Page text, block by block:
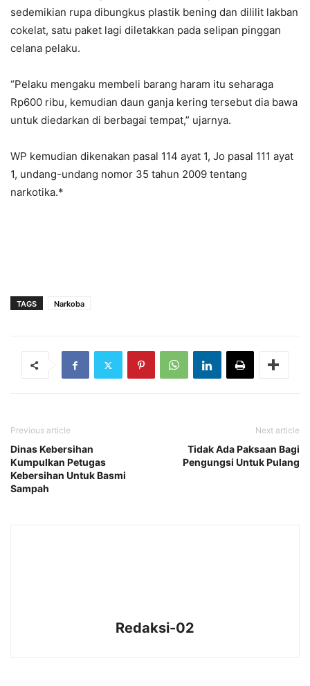
sedemikian rupa dibungkus plastik bening dan dililit lakban
cokelat, satu paket lagi diletakkan pada selipan pinggan
celana pelaku.
“Pelaku mengaku membeli barang haram itu seharaga
Rp600 ribu, kemudian daun ganja kering tersebut dia bawa
untuk diedarkan di berbagai tempat,” ujarnya.
WP kemudian dikenakan pasal 114 ayat 1, Jo pasal 111 ayat
1, undang-undang nomor 35 tahun 2009 tentang
narkotika.*
TAGS Narkoba
Previous article
Dinas Kebersihan
Kumpulkan Petugas
Kebersihan Untuk Basmi
Sampah
Next article
Tidak Ada Paksaan Bagi
Pengungsi Untuk Pulang
Redaksi-02